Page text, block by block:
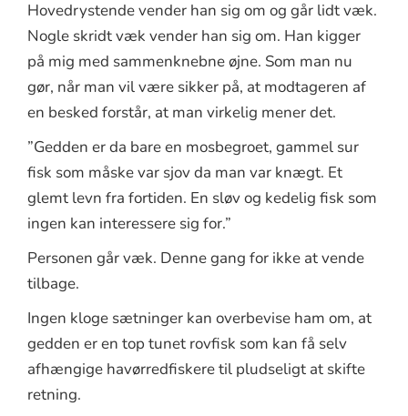
Hovedrystende vender han sig om og går lidt væk.
Nogle skridt væk vender han sig om. Han kigger
på mig med sammenknebne øjne. Som man nu
gør, når man vil være sikker på, at modtageren af
en besked forstår, at man virkelig mener det.
”Gedden er da bare en mosbegroet, gammel sur
fisk som måske var sjov da man var knægt. Et
glemt levn fra fortiden. En sløv og kedelig fisk som
ingen kan interessere sig for.”
Personen går væk. Denne gang for ikke at vende
tilbage.
Ingen kloge sætninger kan overbevise ham om, at
gedden er en top tunet rovfisk som kan få selv
afhængige havørredfiskere til pludseligt at skifte
retning.